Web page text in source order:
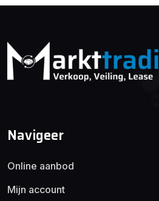
Navigeer
Online aanbod
Mijn account